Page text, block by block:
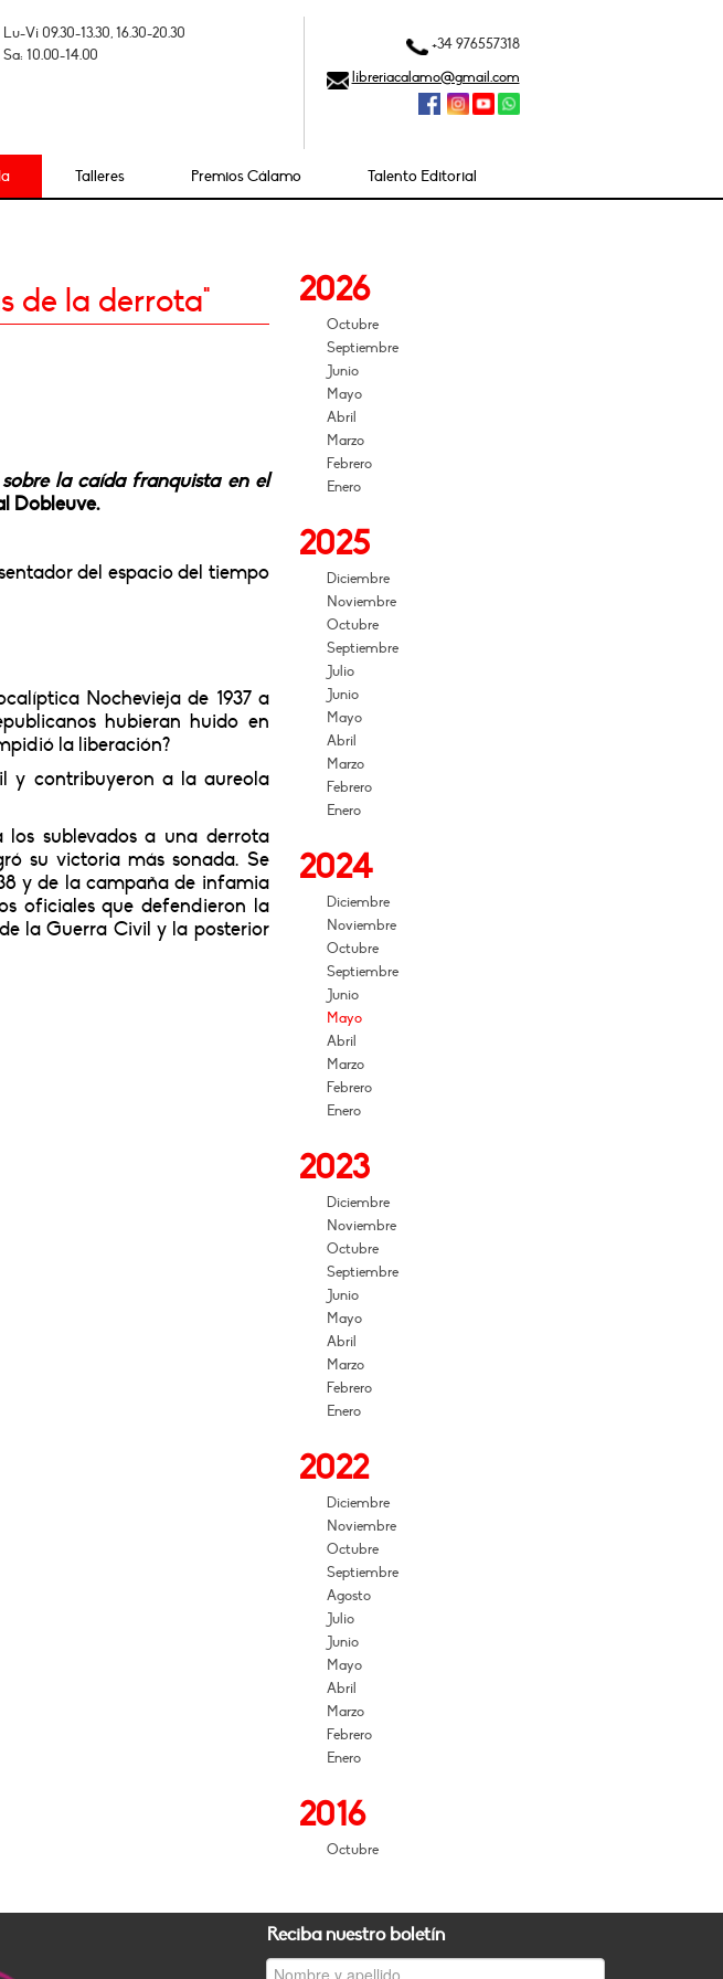
Lu-Vi 09.30-13.30, 16.30-20.30
Sa: 10.00-14.00
+34 976557318
libreriacalamo@gmail.com
Talleres Premios Cálamo Talento Editorial
de la derrota"
la caída franquista en el
Dobleuve.
del espacio del tiempo
Nochevieja de 1937 a
hubieran huido en
la liberación?
y contribuyeron a la aureola
los sublevados a una derrota
su victoria más sonada. Se
y de la campaña de infamia
oficiales que defendieron la
la Guerra Civil y la posterior
2026
Octubre
Septiembre
Junio
Mayo
Abril
Marzo
Febrero
Enero
2025
Diciembre
Noviembre
Octubre
Septiembre
Julio
Junio
Mayo
Abril
Marzo
Febrero
Enero
2024
Diciembre
Noviembre
Octubre
Septiembre
Junio
Mayo
Abril
Marzo
Febrero
Enero
2023
Diciembre
Noviembre
Octubre
Septiembre
Junio
Mayo
Abril
Marzo
Febrero
Enero
2022
Diciembre
Noviembre
Octubre
Septiembre
Agosto
Julio
Junio
Mayo
Abril
Marzo
Febrero
Enero
2016
Octubre
Reciba nuestro boletín